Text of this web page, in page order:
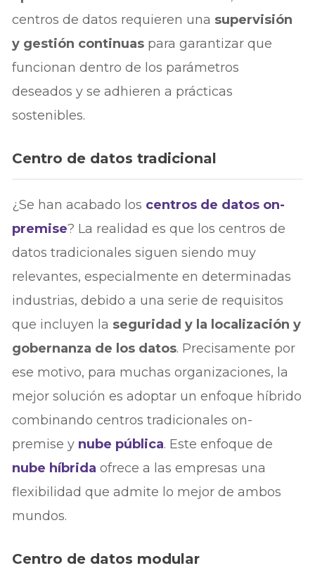
centros de datos requieren una supervisión
y gestión continuas para garantizar que
funcionan dentro de los parámetros
deseados y se adhieren a prácticas
sostenibles.
Centro de datos tradicional
¿Se han acabado los centros de datos on-
premise? La realidad es que los centros de
datos tradicionales siguen siendo muy
relevantes, especialmente en determinadas
industrias, debido a una serie de requisitos
que incluyen la seguridad y la localización y
gobernanza de los datos. Precisamente por
ese motivo, para muchas organizaciones, la
mejor solución es adoptar un enfoque híbrido
combinando centros tradicionales on-
premise y nube pública. Este enfoque de
nube híbrida ofrece a las empresas una
flexibilidad que admite lo mejor de ambos
mundos.
Centro de datos modular